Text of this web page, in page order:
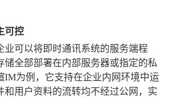
可控
业可以将即时通讯系统的服务端程
储全部部署在内部服务器或指定的私
IM为例，它支持在企业内网环境中运
和用户资料的流转均不经过公网，实